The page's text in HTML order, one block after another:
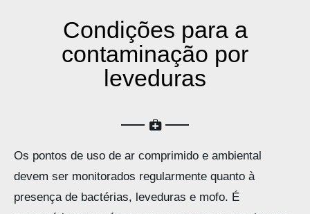
Condições para a
contaminação por
leveduras
Os pontos de uso de ar comprimido e ambiental
devem ser monitorados regularmente quanto à
presença de bactérias, leveduras e mofo. É